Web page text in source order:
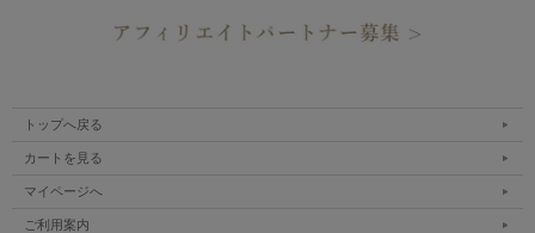
トップへ戻る
カートを見る
マイページへ
ご利用案内